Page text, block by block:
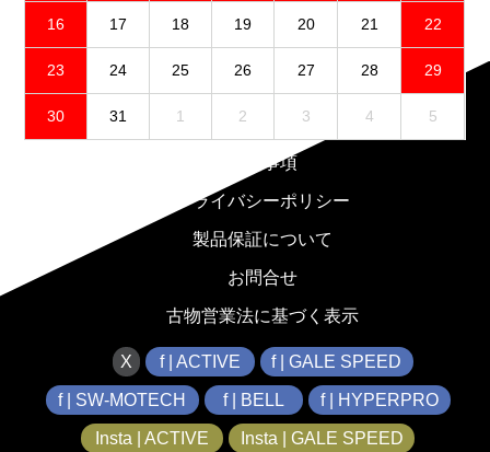
16 17 18 19 20 21 22
23 24 25 26 27 28 29
30 31 1 2 3 4 5
免責事項
プライバシーポリシー
製品保証について
お問合せ
古物営業法に基づく表示
X f | ACTIVE f | GALE SPEED
f | SW-MOTECH f | BELL f | HYPERPRO
Insta | ACTIVE Insta | GALE SPEED